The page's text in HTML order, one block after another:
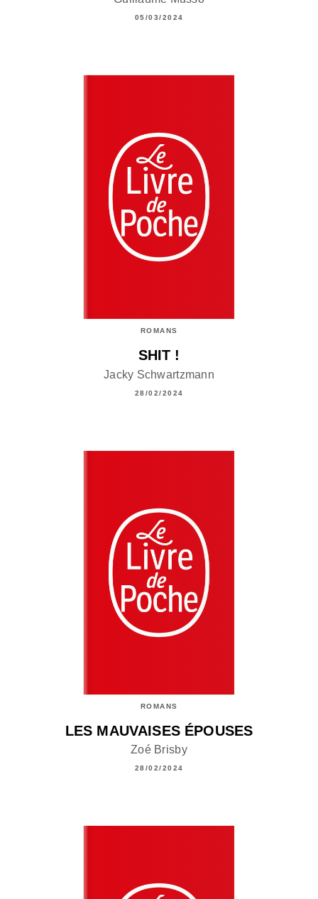
05/03/2024
ROMANS
SHIT !
Jacky Schwartzmann
28/02/2024
ROMANS
LES MAUVAISES ÉPOUSES
Zoé Brisby
28/02/2024